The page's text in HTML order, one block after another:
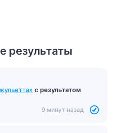
результаты
с результатом
9 минут назад